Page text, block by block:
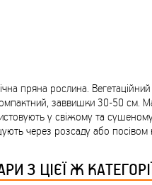
пряна рослина.
заввишки 30-50 см.
у свіжому та сушеному
через розсаду або посівом
З ЦІЄЇ Ж